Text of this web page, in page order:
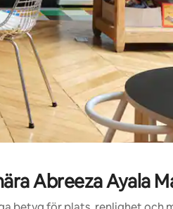
Abreeza Ayala